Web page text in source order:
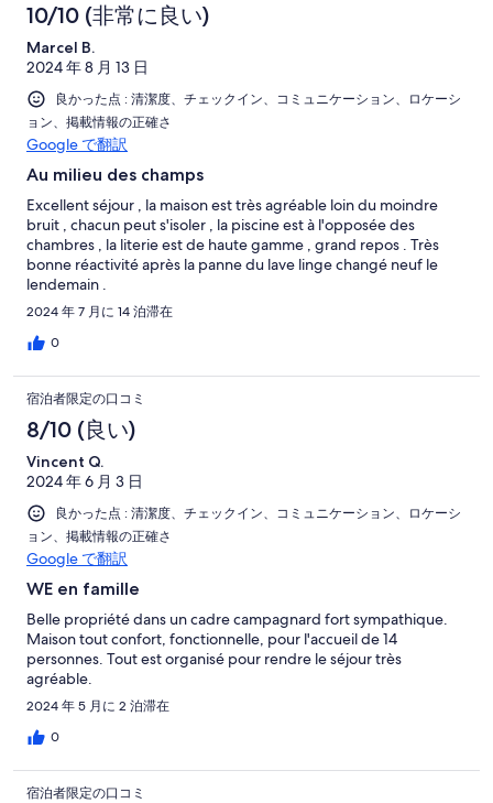
10/10 (非常に良い)
Marcel B.
2024 年 8 月 13 日
良かった点 : 清潔度、チェックイン、コミュニケーション、ロケーシ
ョン、掲載情報の正確さ
Google で翻訳
Au milieu des champs
Excellent séjour , la maison est très agréable loin du moindre
bruit , chacun peut s'isoler , la piscine est à l'opposée des
chambres , la literie est de haute gamme , grand repos . Très
bonne réactivité après la panne du lave linge changé neuf le
lendemain .
2024 年 7 月に 14 泊滞在
0
宿泊者限定の口コミ
8/10 (良い)
Vincent Q.
2024 年 6 月 3 日
良かった点 : 清潔度、チェックイン、コミュニケーション、ロケーシ
ョン、掲載情報の正確さ
Google で翻訳
WE en famille
Belle propriété dans un cadre campagnard fort sympathique.
Maison tout confort, fonctionnelle, pour l'accueil de 14
personnes. Tout est organisé pour rendre le séjour très
agréable.
2024 年 5 月に 2 泊滞在
0
宿泊者限定の口コミ